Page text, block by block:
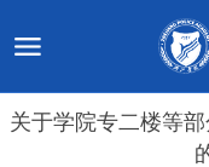
关于学院专二楼等